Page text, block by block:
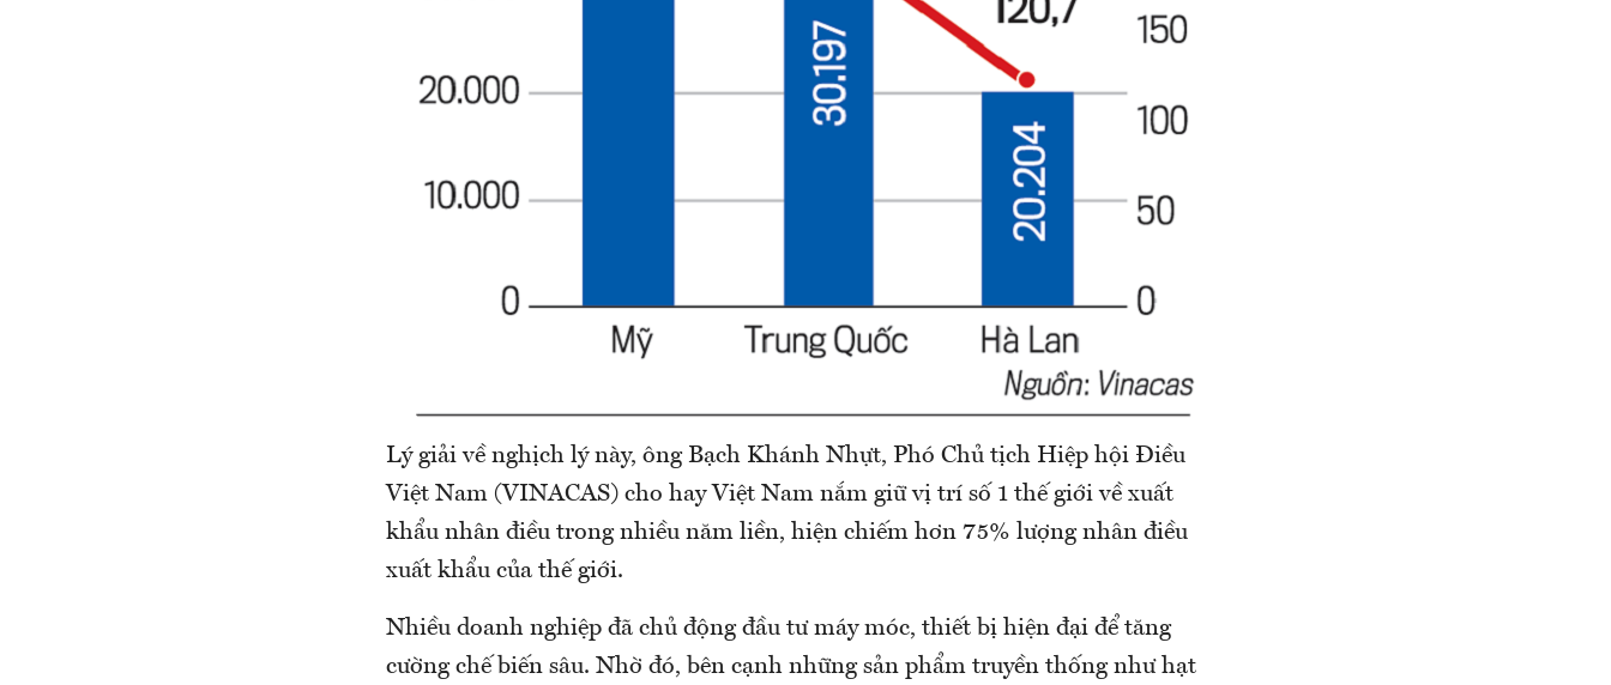
Lý giải về nghịch lý này, ông Bạch Khánh Nhựt, Phó Chủ tịch Hiệp hội Điều
Việt Nam (VINACAS) cho hay Việt Nam nắm giữ vị trí số 1 thế giới về xuất
khẩu nhân điều trong nhiều năm liền, hiện chiếm hơn 75% lượng nhân điều
xuất khẩu của thế giới.
Nhiều doanh nghiệp đã chủ động đầu tư máy móc, thiết bị hiện đại để tăng
cường chế biến sâu. Nhờ đó, bên cạnh những sản phẩm truyền thống như hạt